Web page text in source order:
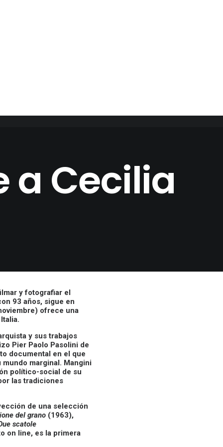
a Cecilia
y fotografiar el
93 años, sigue en
ofrece una
y sus trabajos
Pier Paolo Pasolini de
documental en el que
marginal. Mangini
político-social de su
las tradiciones
de una selección
del grano (1963),
scatole
on line, es la primera